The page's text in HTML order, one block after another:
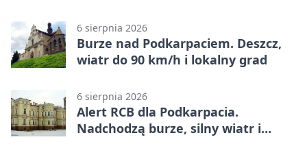
6 sierpnia 2026
Burze nad Podkarpaciem. Deszcz,
wiatr do 90 km/h i lokalny grad
6 sierpnia 2026
Alert RCB dla Podkarpacia.
Nadchodzą burze, silny wiatr i